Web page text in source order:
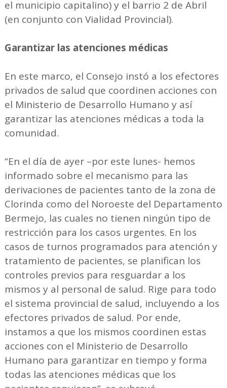
el municipio capitalino) y el barrio 2 de Abril
(en conjunto con Vialidad Provincial).
Garantizar las atenciones médicas
En este marco, el Consejo instó a los efectores
privados de salud que coordinen acciones con
el Ministerio de Desarrollo Humano y así
garantizar las atenciones médicas a toda la
comunidad.
“En el día de ayer –por este lunes- hemos
informado sobre el mecanismo para las
derivaciones de pacientes tanto de la zona de
Clorinda como del Noroeste del Departamento
Bermejo, las cuales no tienen ningún tipo de
restricción para los casos urgentes. En los
casos de turnos programados para atención y
tratamiento de pacientes, se planifican los
controles previos para resguardar a los
mismos y al personal de salud. Rige para todo
el sistema provincial de salud, incluyendo a los
efectores privados de salud. Por ende,
instamos a que los mismos coordinen estas
acciones con el Ministerio de Desarrollo
Humano para garantizar en tiempo y forma
todas las atenciones médicas que los